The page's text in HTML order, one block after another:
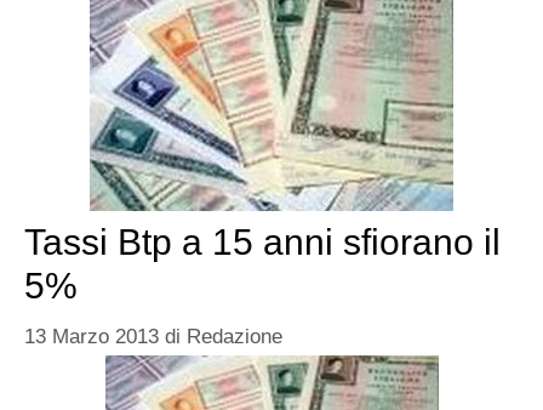
Tassi Btp a 15 anni sfiorano il
5%
13 Marzo 2013 di Redazione